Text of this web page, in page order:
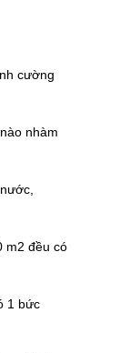
cường
nhàm
m2 đều có
1 bức